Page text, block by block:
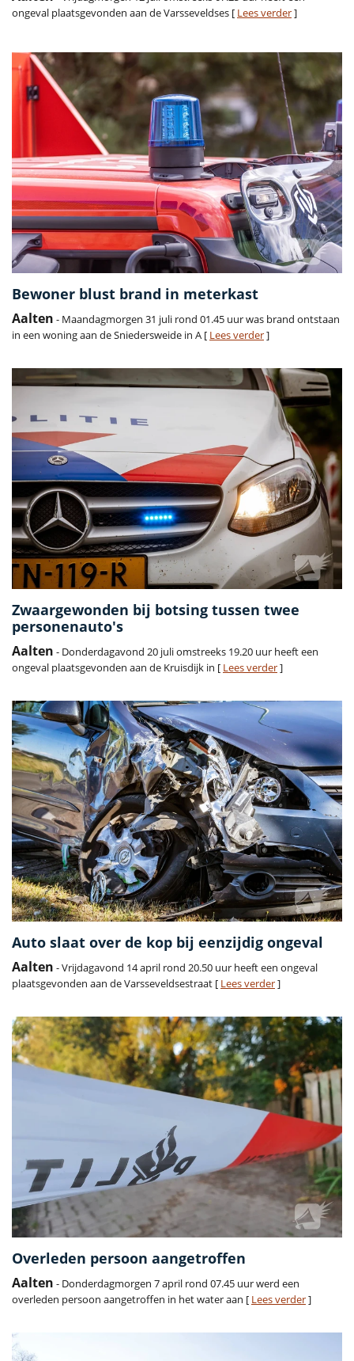
ongeval plaatsgevonden aan de Varsseveldses [ Lees verder]
Bewoner blust brand in meterkast
Aalten - Maandagmorgen 31 juli rond 01.45 uur was brand ontstaan
in een woning aan de Sniedersweide in A [ Lees verder]
Zwaargewonden bij botsing tussen twee
personenauto's
Aalten - Donderdagavond 20 juli omstreeks 19.20 uur heeft een
ongeval plaatsgevonden aan de Kruisdijk in [ Lees verder]
Auto slaat over de kop bij eenzijdig ongeval
Aalten - Vrijdagavond 14 april rond 20.50 uur heeft een ongeval
plaatsgevonden aan de Varsseveldsestraat [ Lees verder]
Overleden persoon aangetroffen
Aalten - Donderdagmorgen 7 april rond 07.45 uur werd een
overleden persoon aangetroffen in het water aan [ Lees verder]